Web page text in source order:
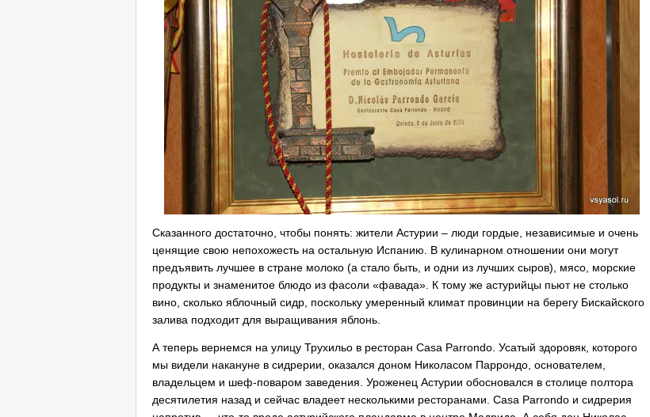
Сказанного достаточно, чтобы понять: жители Астурии – люди гордые, независимые и очень
ценящие свою непохожесть на остальную Испанию. В кулинарном отношении они могут
предъявить лучшее в стране молоко (а стало быть, и одни из лучших сыров), мясо, морские
продукты и знаменитое блюдо из фасоли «фавада». К тому же астурийцы пьют не столько
вино, сколько яблочный сидр, поскольку умеренный климат провинции на берегу Бискайского
залива подходит для выращивания яблонь.
А теперь вернемся на улицу Трухильо в ресторан Casa Parrondo. Усатый здоровяк, которого
мы видели накануне в сидрерии, оказался доном Николасом Паррондо, основателем,
владельцем и шеф-поваром заведения. Уроженец Астурии обосновался в столице полтора
десятилетия назад и сейчас владеет несколькими ресторанами. Casa Parrondo и сидрерия